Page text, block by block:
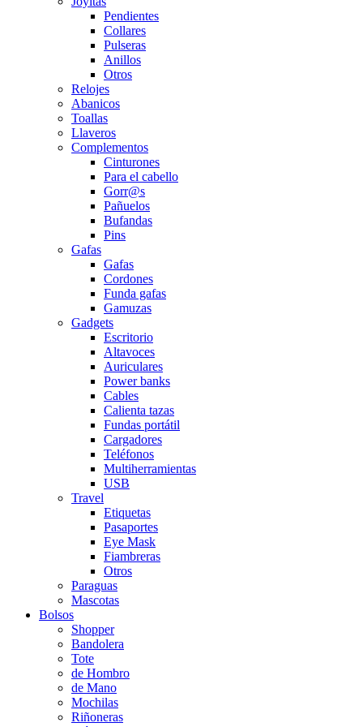
Pendientes
Collares
Pulseras
Anillos
Otros
Relojes
Abanicos
Toallas
Llaveros
Complementos
Cinturones
Para el cabello
Gorr@s
Pañuelos
Bufandas
Pins
Gafas
Gafas
Cordones
Funda gafas
Gamuzas
Gadgets
Escritorio
Altavoces
Auriculares
Power banks
Cables
Calienta tazas
Fundas portátil
Cargadores
Teléfonos
Multiherramientas
USB
Travel
Etiquetas
Pasaportes
Eye Mask
Fiambreras
Otros
Paraguas
Mascotas
Bolsos
Shopper
Bandolera
Tote
de Hombro
de Mano
Mochilas
Riñoneras